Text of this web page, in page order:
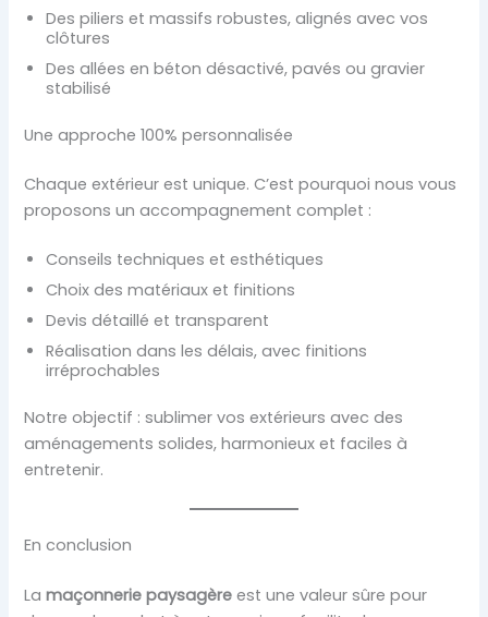
Des piliers et massifs robustes, alignés avec vos
clôtures
Des allées en béton désactivé, pavés ou gravier
stabilisé
Une approche 100% personnalisée
Chaque extérieur est unique. C’est pourquoi nous vous
proposons un accompagnement complet :
Conseils techniques et esthétiques
Choix des matériaux et finitions
Devis détaillé et transparent
Réalisation dans les délais, avec finitions
irréprochables
Notre objectif : sublimer vos extérieurs avec des
aménagements solides, harmonieux et faciles à
entretenir.
En conclusion
Lamaçonnerie paysagère est une valeur sûre pour